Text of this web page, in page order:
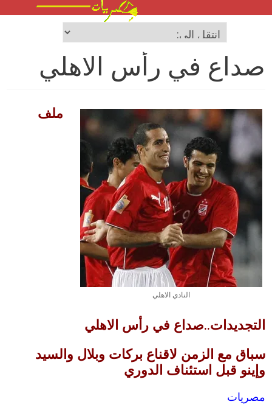
صداع في رأس الاهلي
النادي الاهلي
ملف
التجديدات..صداع في رأس الاهلي
سباق مع الزمن لاقناع بركات وبلال والسيد
وإينو قبل استئناف الدوري
مصريات